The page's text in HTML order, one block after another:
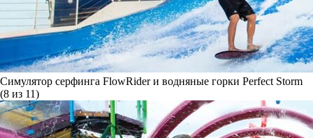
Симулятор серфинга FlowRider и водняные горки Perfect Storm
(8 из 11)